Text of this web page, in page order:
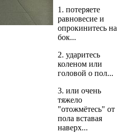
1. потеряете
равновесие и
опрокинитесь на
бок...
2. ударитесь
коленом или
головой о пол...
3. или очень
тяжело
"отожмётесь" от
пола вставая
наверх...